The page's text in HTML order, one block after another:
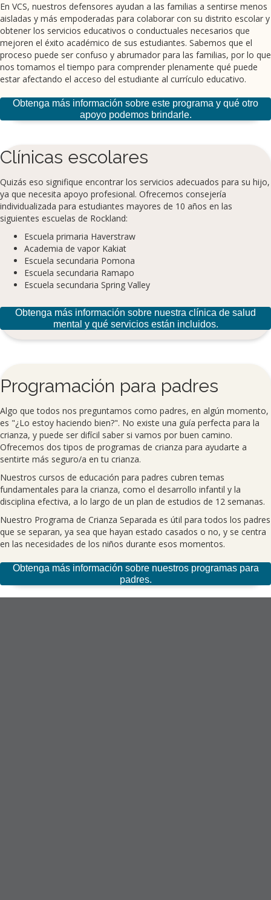
En VCS, nuestros defensores ayudan a las familias a sentirse menos
aisladas y más empoderadas para colaborar con su distrito escolar y
obtener los servicios educativos o conductuales necesarios que
mejoren el éxito académico de sus estudiantes. Sabemos que el
proceso puede ser confuso y abrumador para las familias, por lo que
nos tomamos el tiempo para comprender plenamente qué puede
estar afectando el acceso del estudiante al currículo educativo.
Obtenga más información sobre este programa y qué otro
apoyo podemos brindarle.
Clínicas escolares
Quizás eso signifique encontrar los servicios adecuados para su hijo,
ya que necesita apoyo profesional. Ofrecemos consejería
individualizada para estudiantes mayores de 10 años en las
siguientes escuelas de Rockland:
Escuela primaria Haverstraw
Academia de vapor Kakiat
Escuela secundaria Pomona
Escuela secundaria Ramapo
Escuela secundaria Spring Valley
Obtenga más información sobre nuestra clínica de salud
mental y qué servicios están incluidos.
Programación para padres
Algo que todos nos preguntamos como padres, en algún momento,
es "¿Lo estoy haciendo bien?". No existe una guía perfecta para la
crianza, y puede ser difícil saber si vamos por buen camino.
Ofrecemos dos tipos de programas de crianza para ayudarte a
sentirte más seguro/a en tu crianza.
Nuestros cursos de educación para padres cubren temas
fundamentales para la crianza, como el desarrollo infantil y la
disciplina efectiva, a lo largo de un plan de estudios de 12 semanas.
Nuestro Programa de Crianza Separada es útil para todos los padres
que se separan, ya sea que hayan estado casados o no, y se centra
en las necesidades de los niños durante esos momentos.
Obtenga más información sobre nuestros programas para
padres.